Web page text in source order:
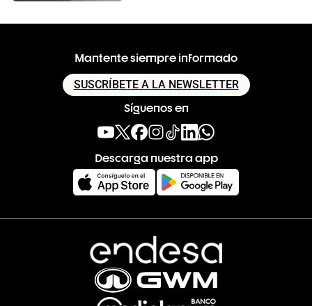
Mantente siempre informado
SUSCRÍBETE A LA NEWSLETTER
Síguenos en
Descarga nuestra app